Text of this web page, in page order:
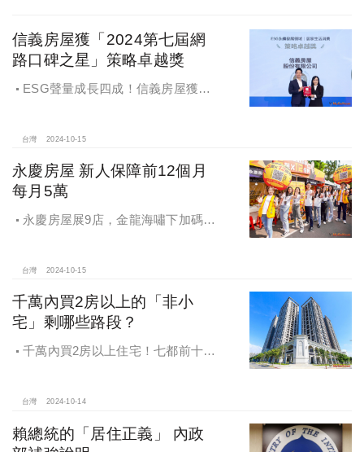
信義房屋獲「2024第七屆網
路口碑之星」策略卓越獎
ESG聲量成長四成！信義房屋獲
台灣 2024-10-15
永慶房屋 新人保障前12個月
每月5萬
永慶房屋展9店，金龍海嘯下加碼員
福感，看得到更領得到！業務新人保
障前12個月每月5萬
台灣 2024-10-15
千萬內買2房以上的「非小
宅」剩哪些路段？
千萬內買2房以上住宅！七都前十大
台灣 2024-10-14
賴總統的「居住正義」 內政